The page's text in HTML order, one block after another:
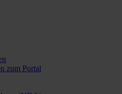
zum Portal